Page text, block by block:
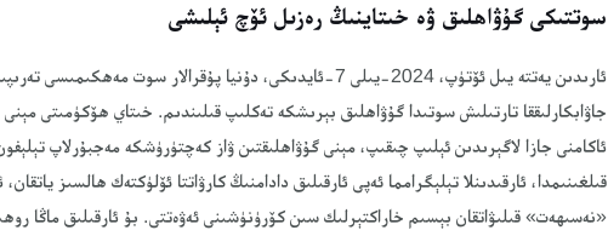
سوتتىكى گۇۋاھلىق ۋە خىتاينىڭ رەزىل ئۆچ ئېلىشى
ئارىدىن يەتتە يىل ئۆتۈپ، 2024-يىلى 7-ئايدىكى، دۇنيا پۇقرالار
جاۋابكارلىققا تارتىلىش سوتىدا گۇۋاھلىق بېرىشكە تەكلىپ قىلىندىم. خىتاي ھۆكۈمىتى
ئاكامنى جازا لاگېرىدىن ئېلىپ چىقىپ، مېنى گۇۋاھلىقتىن ۋاز كەچتۈرۈشكە مەجبۇرلاپ
قىلغىنىمدا، ئارقىدىنلا تېلېگرامما ئەپى ئارقىلىق دادامنىڭ كارۋاتتا ئۆلۈكتەك ھالسىز
«نەسىھەت» قىلىۋاتقان بېسىم خاراكتېرلىك سىن كۆرۈنۈشىنى ئەۋەتتى. بۇ ئارقىلىق ماڭا